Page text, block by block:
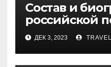
Состав и
российской
«Иванушки
— история
и судьбы
ДЕК 3, 2023